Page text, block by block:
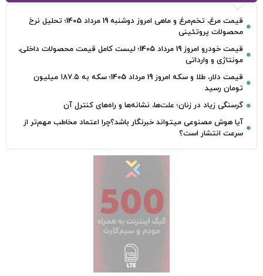
قیمت مرغ، تخم‌مرغ و ماهی امروز دوشنبه 19 مرداد 1405؛ تحلیل نرخ
محصولات پروتئینی
قیمت خودرو امروز 19 مرداد 1405؛ لیست کامل قیمت محصولات داخلی،
مونتاژی و وارداتی
قیمت دلار، طلا و سکه امروز 19 مرداد 1405؛ سکه به ۱۸۷.۵ میلیون
تومان رسید
گرسنگی زیاد در زنان؛ علت‌ها، نشانه‌ها و راه‌های کنترل آن
آیا هوش مصنوعی میتواند خبرنگار باشد؟چرا اعتماد مخاطب مهم‌تر از
سرعت انتشار است؟